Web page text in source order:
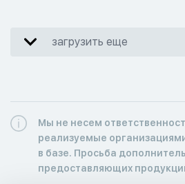
загрузить еще
Мы не несем
реализуемые
в базе. Просьба
предоставляющих